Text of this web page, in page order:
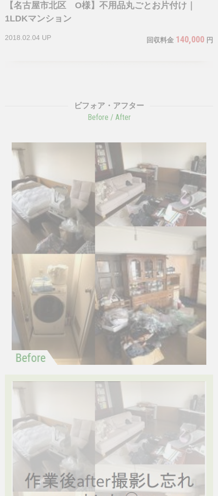
【名古屋市北区 O様】不用品丸ごとお片付け｜
1LDKマンション
2018.02.04 UP 回収料金 140,000 円
ビフォア・アフター
Before / After